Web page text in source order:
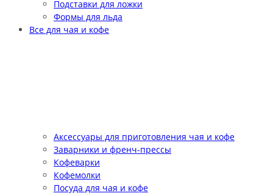
Подставки для ложки
Формы для льда
Все для чая и кофе
Аксессуары для приготовления чая и кофе
Заварники и френч-прессы
Кофеварки
Кофемолки
Посуда для чая и кофе